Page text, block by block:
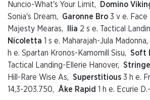
Nuncio-What's Your Limit,
Domino
Sonia's Dream, Garonne Bro 3 v e.
Majesty Mearas,
Ilia 2 s e. Tactical
Nicoletta 1 s e. Maharajah-Jula Madonna,
h e. Spartan Kronos-Kamomill Sisu, Soft
Tactical Landing-Ellerie Hanover,
Hill-Rare Wise As, Superstitious 3 h e.
14,3-203.750, Åke Rapid 1 h e. Ecurie